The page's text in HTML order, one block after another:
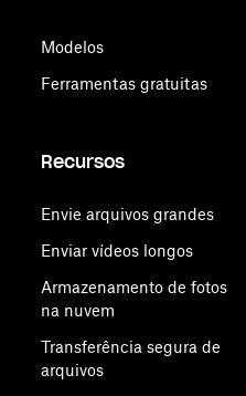
Modelos
Ferramentas gratuitas
Recursos
Envie arquivos grandes
Enviar vídeos longos
Armazenamento de fotos
na nuvem
Transferência segura de
arquivos